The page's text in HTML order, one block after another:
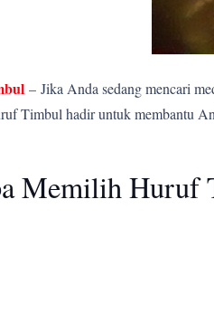
– Jika Anda sedang mencari
Timbul hadir untuk membantu
Memilih Huruf